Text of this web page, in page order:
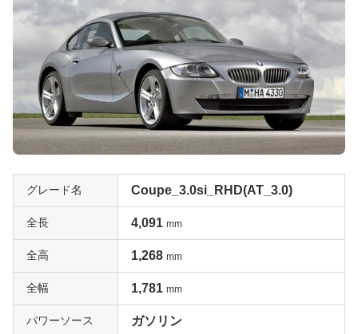
グレード名 Coupe_3.0si_RHD(AT_3.0)
全長 4,091 mm
全高 1,268 mm
全幅 1,781 mm
パワーソース ガソリン